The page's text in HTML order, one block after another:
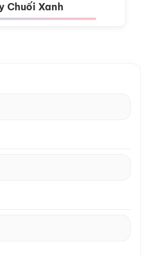
Chuối Xanh